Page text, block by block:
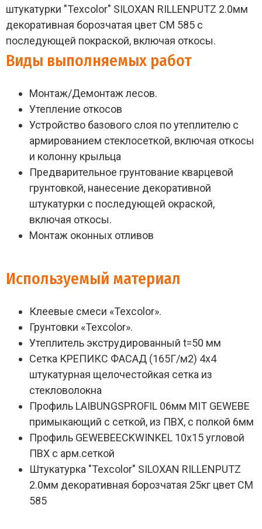
штукатурки "Texcolor" SILOXAN RILLENPUTZ 2.0мм
декоративная борозчатая цвет СМ 585 с
последующей покраской, включая откосы.
Виды выполняемых работ
Монтаж/Демонтаж лесов.
Утепление откосов
Устройство базового слоя по утеплителю с
армированием стеклосеткой, включая откосы
и колонну крыльца
Предварительное грунтование кварцевой
грунтовкой, нанесение декоративной
штукатурки с последующей окраской,
включая откосы.
Монтаж оконных отливов
Используемый материал
Клеевые смеси «Texcolor».
Грунтовки «Texcolor».
Утеплитель экструдированный t=50 мм
Сетка КРЕПИКС ФАСАД (165Г/м2) 4х4
штукатурная щелочестойкая сетка из
стекловолокна
Профиль LAIBUNGSPROFIL 06мм MIT GEWEBE
примыкающий с сеткой, из ПВХ, с полкой 6мм
Профиль GEWEBEECKWINKEL 10х15 угловой
ПВХ с арм.сеткой
Штукатурка "Texcolor" SILOXAN RILLENPUTZ
2.0мм декоративная борозчатая 25кг цвет СМ
585